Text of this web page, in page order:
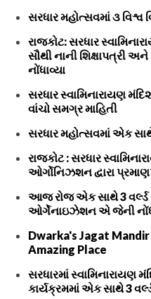
સરધાર મહોત્સવમાં ૩ વિશ્વ
રાજકોટ: સરધાર
સૌથી નાની શિક્ષાપત્રી અને
નોંધાવ્યા
સરધાર સ્વામિનારાયણ
વાંચો સમગ્ર માહિતી
સરધાર મહોત્સવમાં એક સાથે
રાજકોટ : સરધાર
ઓર્ગોનિઝશન દ્વારા
આજ રોજ એક સાથે 3 વર્લ્ડ
ઓર્ગેનાઇઝેશન એ જેની
Dwarka's Jagat
Amazing Place
સરધારમાં સ્વામિનારાયણ
કાર્યક્રમમાં એક સાથે 3 વર્લ્ડ